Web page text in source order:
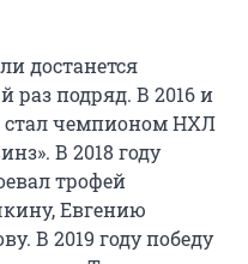
достанется
раз подряд. В 2016 и
стал чемпионом НХЛ
В 2018 году
трофей
Евгению
В 2019 году победу